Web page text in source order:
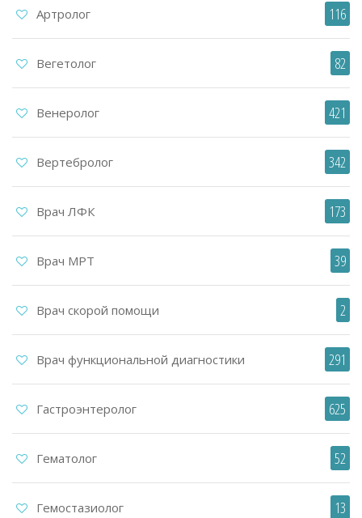
Артролог 116
Вегетолог 82
Венеролог 421
Вертебролог 342
Врач ЛФК 173
Врач МРТ 39
Врач скорой помощи 2
Врач функциональной диагностики 291
Гастроэнтеролог 625
Гематолог 52
Гемостазиолог 13